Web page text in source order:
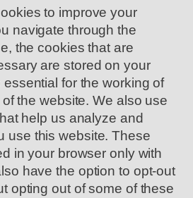
to improve your
navigate through the
the cookies that are
are stored on your
for the working of
the website. We also use
help us analyze and
use this website. These
in your browser only with
have the option to opt-out
opting out of some of these